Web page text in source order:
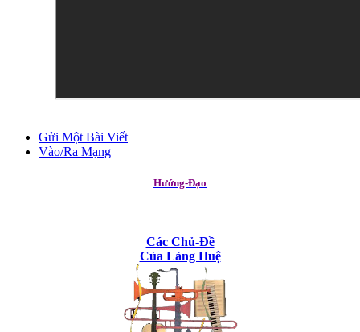
Gửi Một Bài Viết
Vào/Ra Mạng
Hướng-Đạo
Các Chủ-Đề
Của Làng Huệ